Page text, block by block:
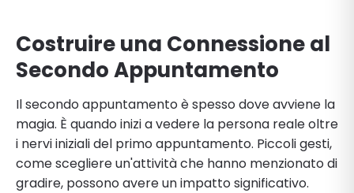
Costruire una Connessione al
Secondo Appuntamento
Il secondo appuntamento è spesso dove avviene la
magia. È quando inizi a vedere la persona reale oltre
i nervi iniziali del primo appuntamento. Piccoli gesti,
come scegliere un'attività che hanno menzionato di
gradire, possono avere un impatto significativo.